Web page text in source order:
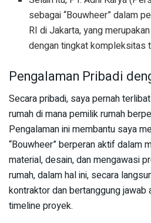
sebagai “Bouwheer” dalam
RI di Jakarta, yang
dengan tingkat kompleksitas
Pengalaman Pribadi
Secara pribadi, saya pernah
rumah di mana pemilik rumah
Pengalaman ini membantu saya
“Bouwheer” berperan aktif dalam
material, desain, dan mengawasi
rumah, dalam hal ini, secara
kontraktor dan bertanggung jawab
timeline proyek.